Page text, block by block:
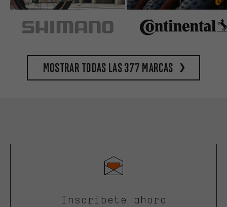
Mostrar todas las 377 marcas
Inscríbete ahora